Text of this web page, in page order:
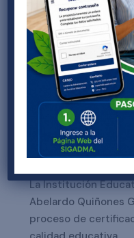
certificación
La Institución
Elías Olivera”
su proceso de
El Ministro de
realizó la entrega
estudiantes de la
Jiménez” por haber
“MINJUS en tu
La Institución
Abelardo Quiñones
proceso de